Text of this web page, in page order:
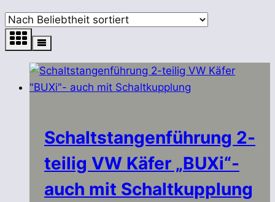
sortiert
Schaltstangenführung 2-
teilig VW Käfer „BUXi“-
auch mit Schaltkupplung